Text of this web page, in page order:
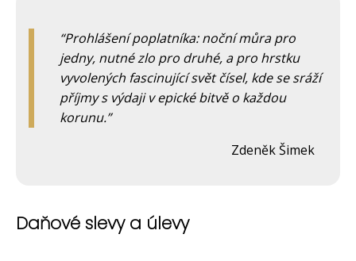
Prohlášení poplatníka: noční můra pro
jedny, nutné zlo pro druhé, a pro hrstku
vyvolených fascinující svět čísel, kde se sráží
příjmy s výdaji v epické bitvě o každou
korunu.
Zdeněk Šimek
Daňové slevy a úlevy